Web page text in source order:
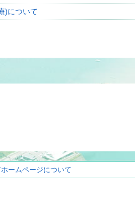
)について
ホームページについて